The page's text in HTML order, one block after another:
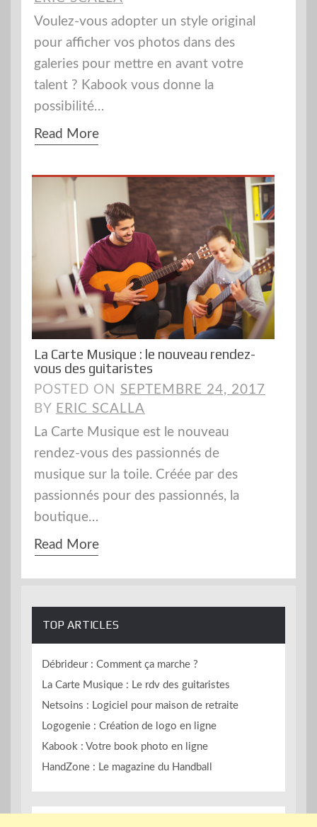
Voulez-vous adopter un style original
pour afficher vos photos dans des
galeries pour mettre en avant votre
talent ? Kabook vous donne la
possibilité…
Read More
La Carte Musique : le nouveau rendez-
vous des guitaristes
POSTED ON SEPTEMBRE 24, 2017
BY ERIC SCALLA
La Carte Musique est le nouveau
rendez-vous des passionnés de
musique sur la toile. Créée par des
passionnés pour des passionnés, la
boutique…
Read More
TOP ARTICLES
Débrideur : Comment ça marche ?
La Carte Musique : Le rdv des guitaristes
Netsoins : Logiciel pour maison de retraite
Logogenie : Création de logo en ligne
Kabook : Votre book photo en ligne
HandZone : Le magazine du Handball